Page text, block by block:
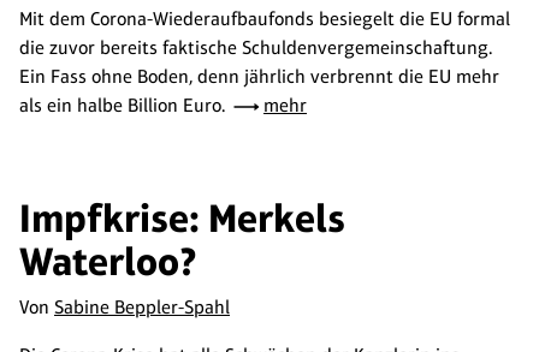
Mit dem Corona-Wiederaufbaufonds besiegelt die EU formal
die zuvor bereits faktische Schuldenvergemeinschaftung.
Ein Fass ohne Boden, denn jährlich verbrennt die EU mehr
als ein halbe Billion Euro.
mehr
Impfkrise: Merkels
Waterloo?
Von Sabine Beppler-Spahl